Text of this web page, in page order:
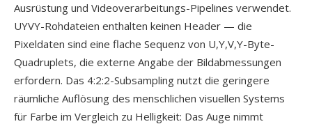
Ausrüstung und Videoverarbeitungs-Pipelines verwendet.
UYVY-Rohdateien enthalten keinen Header — die
Pixeldaten sind eine flache Sequenz von U,Y,V,Y-Byte-
Quadruplets, die externe Angabe der Bildabmessungen
erfordern. Das 4:2:2-Subsampling nutzt die geringere
räumliche Auflösung des menschlichen visuellen Systems
für Farbe im Vergleich zu Helligkeit: Das Auge nimmt